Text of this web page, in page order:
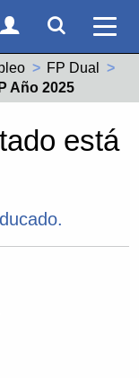
Socios
Acceso
Ver
FP Dual
Año 2025
está